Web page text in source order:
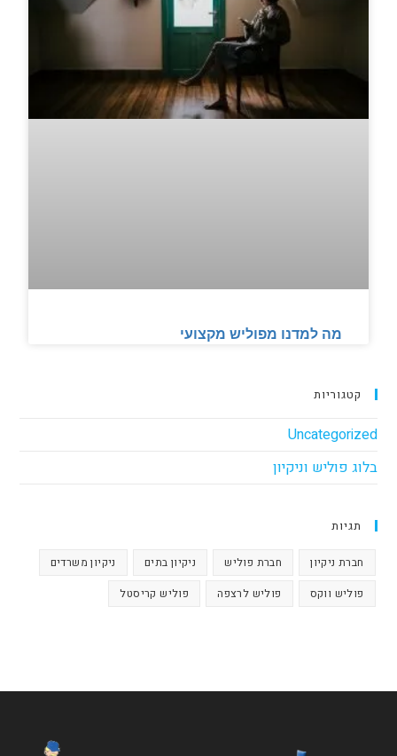
מה למדנו מפוליש מקצועי
קטגוריות
Uncategorized
בלוג פוליש וניקיון
תגיות
חברת ניקיון חברת פוליש ניקיון בתים
ניקיון משרדים
פוליש ווקס
פוליש לרצפה פוליש קריסטל